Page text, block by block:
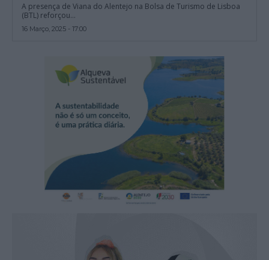
A presença de Viana do Alentejo na Bolsa de Turismo de Lisboa
(BTL) reforçou...
16 Março, 2025 - 17:00